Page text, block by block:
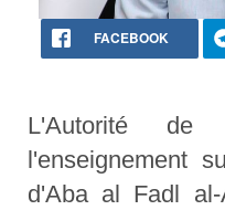
FACEBOOK
L'Autorité de
l'enseignement
d'Aba al Fadl